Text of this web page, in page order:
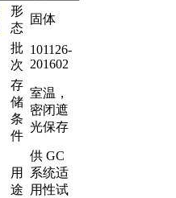
形
态
固体
批
次
101126-
201602
存
储
条
件
室温，
密闭遮
光保存
用
途
供 GC
系统适
用性试